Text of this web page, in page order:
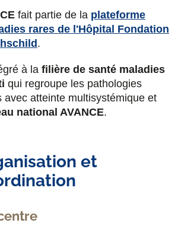
fait partie de la plateforme
rares de l'Hôpital Fondation
.
à la filière de santé maladies
qui regroupe les pathologies
avec atteinte multisystémique et
national AVANCE.
et